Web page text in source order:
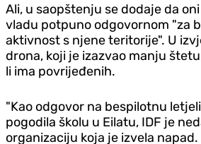
Ali, u saopštenju se dodaje da
vladu potpuno odgovornom "za
aktivnost s njene teritorije". U
drona, koji je izazvao manju
li ima povrijeđenih.
"Kao odgovor na bespilotnu
pogodila školu u Eilatu, IDF je
organizaciju koja je izvela